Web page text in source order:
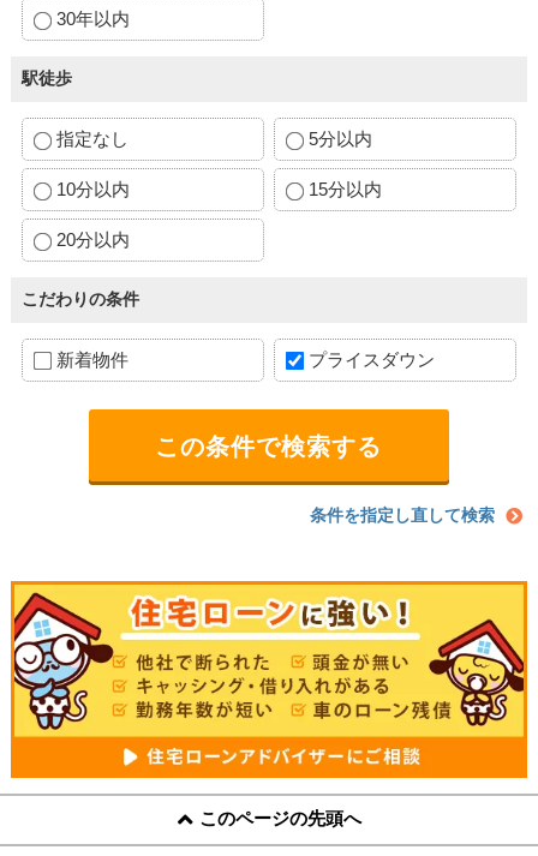
30年以内
駅徒歩
指定なし 5分以内
10分以内 15分以内
20分以内
こだわりの条件
新着物件 プライスダウン
条件を指定し直して検索
このページの先頭へ